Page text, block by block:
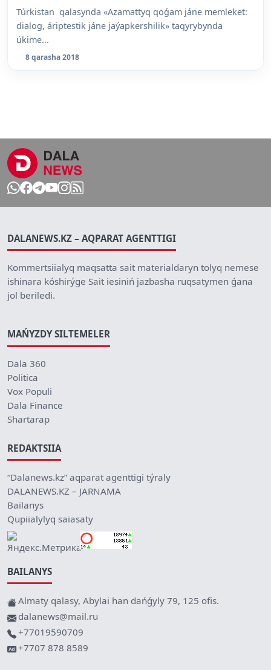
Túrkistan qalasynda «Azamattyq qoǵam jáne memleket:
dialog, áriptestik jáne jaýapkershilik» taqyrybynda
úkime...
8 qarasha 2018
DALANEWS.KZ – AQPARAT AGENTTIGI
Kommertsiialyq maqsatta sait materialdaryn tolyq nemese
ishinara kóshirýge Sait iesiniń jazbasha ruqsatymen ǵana
jol beriledi.
MAŃYZDY SILTEMELER
Dala 360
Politica
Vox Populi
Dala Finance
Shartarap
REDAKTSIIA
“Dalanews.kz” aqparat agenttigi týraly
DALANEWS.KZ – JARNAMA
Bailanys
Qupiialylyq saiasaty
BAILANYS
Almaty qalasy, Abylai han dańǵyly 79, 125 ofis.
dalanews@mail.ru
+77019590709
+7707 878 8589